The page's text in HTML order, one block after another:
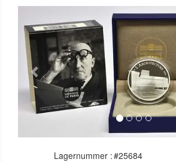
Previous
Lagernummer :#25684